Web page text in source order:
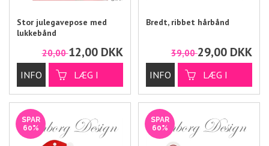
Stor julegavepose med
lukkebånd
20,0012,00 DKK
Bredt, ribbet hårbånd
39,0029,00 DKK
SPAR
60%
SPAR
60%